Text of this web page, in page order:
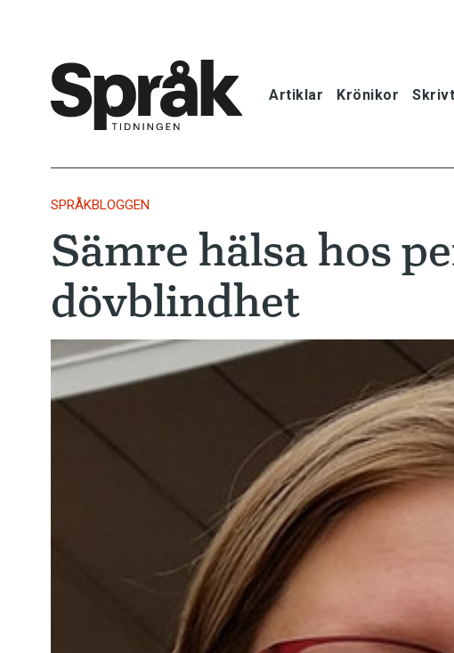
Artiklar Krönikor
Krönikor
Språkfrågor
Skrivtips
Bokrecensioner
Kviss
Podden
Anmäl till
Föreslå nyord
Annonsera
SPRÅKBLOGGEN
Sämre hälsa hos
dövblindhet